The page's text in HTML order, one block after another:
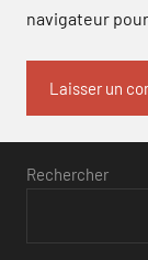
navigateur
Rechercher